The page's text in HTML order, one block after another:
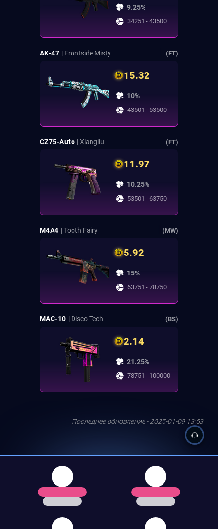
9.25%
34251 - 43500
AK-47 | Frontside Misty (FT)
15.32
10%
43501 - 53500
CZ75-Auto | Xiangliu (FT)
11.97
10.25%
53501 - 63750
M4A4 | Tooth Fairy (MW)
5.92
15%
63751 - 78750
MAC-10 | Disco Tech (BS)
2.14
21.25%
78751 - 100000
Последнее обновление - 2025-01-09 13:53